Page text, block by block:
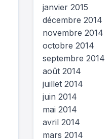
janvier 2015
décembre 2014
novembre 2014
octobre 2014
septembre 2014
août 2014
juillet 2014
juin 2014
mai 2014
avril 2014
mars 2014